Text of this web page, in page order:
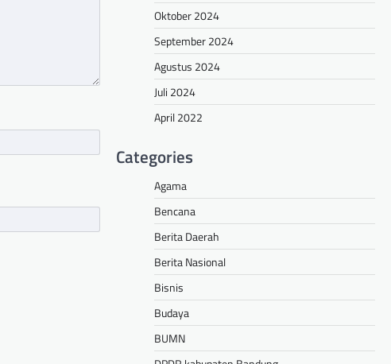
Oktober 2024
September 2024
Agustus 2024
Juli 2024
April 2022
Categories
Agama
Bencana
Berita Daerah
Berita Nasional
Bisnis
Budaya
BUMN